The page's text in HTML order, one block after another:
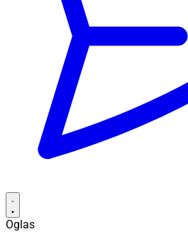
Oglas